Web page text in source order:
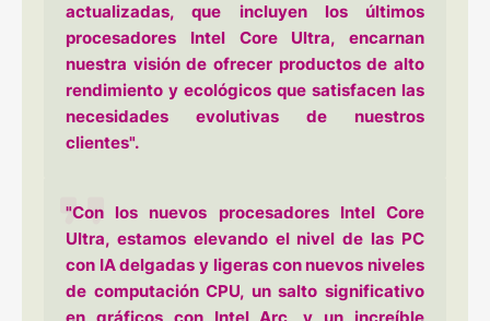
actualizadas, que incluyen los últimos
procesadores Intel Core Ultra, encarnan
nuestra visión de ofrecer productos de alto
rendimiento y ecológicos que satisfacen las
necesidades evolutivas de nuestros
clientes".
"Con los nuevos procesadores Intel Core
Ultra, estamos elevando el nivel de las PC
con IA delgadas y ligeras con nuevos niveles
de computación CPU, un salto significativo
en gráficos con Intel Arc, y un increíble